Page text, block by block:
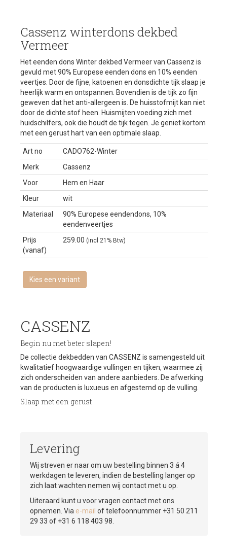
Cassenz winterdons dekbed
Vermeer
Het eenden dons Winter dekbed Vermeer van Cassenz is
gevuld met 90% Europese eenden dons en 10% eenden
veertjes. Door de fijne, katoenen en donsdichte tijk slaap je
heerlijk warm en ontspannen. Bovendien is de tijk zo fijn
geweven dat het anti-allergeen is. De huisstofmijt kan niet
door de dichte stof heen. Huismijten voeding zich met
huidschilfers, ook die houdt de tijk tegen. Je geniet kortom
met een gerust hart van een optimale slaap.
Art no
CADO762-Winter
Merk
Cassenz
Voor
Hem en Haar
Kleur
wit
Materiaal
90% Europese eendendons, 10%
eendenveertjes
Prijs
(vanaf)
259.00 (incl 21% Btw)
Kies een variant
CASSENZ
Begin nu met beter slapen!
De collectie dekbedden van CASSENZ is samengesteld uit
kwalitatief hoogwaardige vullingen en tijken, waarmee zij
zich onderscheiden van andere aanbieders. De afwerking
van de producten is luxueus en afgestemd op de vulling.
Slaap met een gerust
Levering
Wij streven er naar om uw bestelling binnen 3 á 4
werkdagen te leveren, indien de bestelling langer op
zich laat wachten nemen wij contact met u op.
Uiteraard kunt u voor vragen contact met ons
opnemen. Via e-mail of telefoonnummer +31 50 211
29 33 of +31 6 118 403 98.